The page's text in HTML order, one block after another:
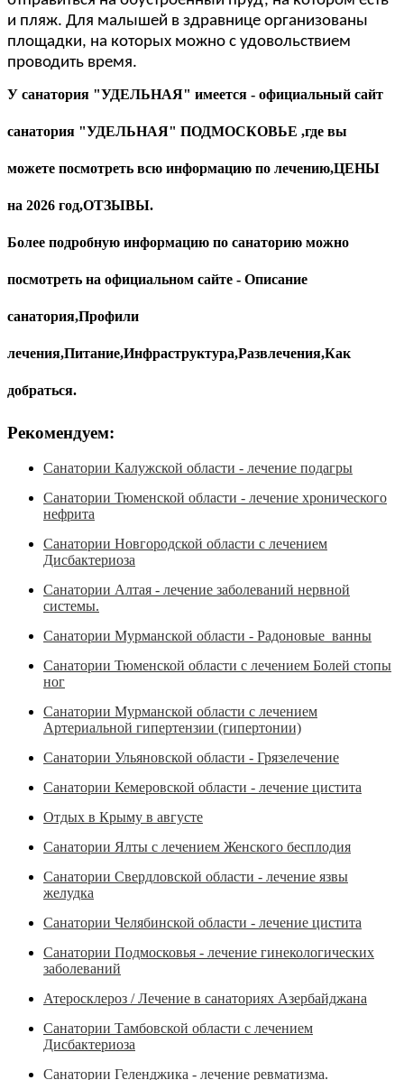
и пляж. Для малышей в здравнице организованы
площадки, на которых можно с удовольствием
проводить время.
У санатория "УДЕЛЬНАЯ" имеется - официальный сайт
санатория "УДЕЛЬНАЯ" ПОДМОСКОВЬЕ ,где вы
можете посмотреть всю информацию по лечению,ЦЕНЫ
на 2026 год,ОТЗЫВЫ.
Более подробную информацию по санаторию можно
посмотреть на официальном сайте - Описание
санатория,Профили
лечения,Питание,Инфраструктура,Развлечения,Как
добраться.
Рекомендуем:
Санатории Калужской области - лечение подагры
Санатории Тюменской области - лечение хронического
нефрита
Санатории Новгородской области с лечением
Дисбактериоза
Санатории Алтая - лечение заболеваний нервной
системы.
Санатории Мурманской области - Радоновые ванны
Санатории Тюменской области с лечением Болей стопы
ног
Санатории Мурманской области с лечением
Артериальной гипертензии (гипертонии)
Санатории Ульяновской области - Грязелечение
Санатории Кемеровской области - лечение цистита
Отдых в Крыму в августе
Санатории Ялты с лечением Женского бесплодия
Санатории Свердловской области - лечение язвы
желудка
Санатории Челябинской области - лечение цистита
Санатории Подмосковья - лечение гинекологических
заболеваний
Атеросклероз / Лечение в санаториях Азербайджана
Санатории Тамбовской области с лечением
Дисбактериоза
Санатории Геленджика - лечение ревматизма.